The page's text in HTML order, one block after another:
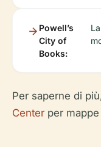
Powell’s
City of
Books:
Per saperne di
Center per